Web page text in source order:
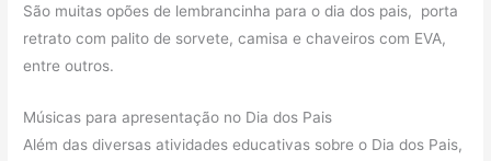
São muitas opões de lembrancinha para o dia dos pais, porta
retrato com palito de sorvete, camisa e chaveiros com EVA,
entre outros.
Músicas para apresentação no Dia dos Pais
Além das diversas atividades educativas sobre o Dia dos Pais,